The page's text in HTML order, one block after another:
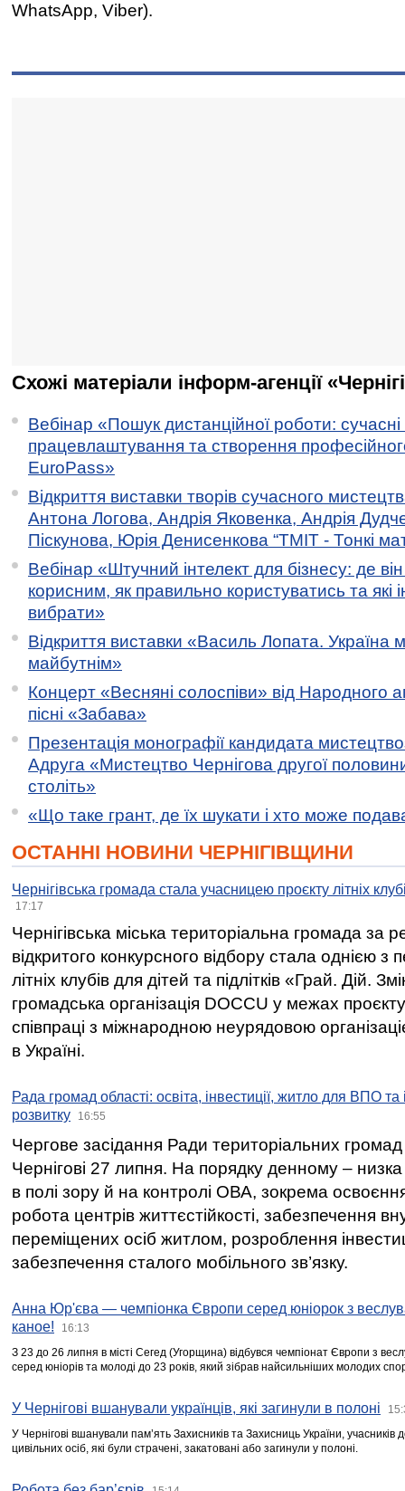
WhatsApp, Viber).
Схожі матеріали інформ-агенції
Вебінар «Пошук дистанційної роботи:
працевлаштування та створення
EuroPass»
Відкриття виставки творів сучасного
Антона Логова, Андрія Яковенка, Андрія
Піскунова, Юрія Денисенкова “ТМІТ - Тонкі
Вебінар «Штучний інтелект для бізнесу: де
корисним, як правильно користуватись та які
вибрати»
Відкриття виставки «Василь Лопата. Україна
майбутнім»
Концерт «Весняні солоспіви» від Народного
пісні «Забава»
Презентація монографії кандидата
Адруга «Мистецтво Чернігова другої
століть»
«Що таке грант, де їх шукати і хто може
ОСТАННІ НОВИНИ ЧЕРНІГІВЩИНИ
Чернігівська громада стала учасницею проєкту літніх
17:17
Чернігівська міська територіальна громада за
відкритого конкурсного відбору стала однією
літніх клубів для дітей та підлітків «Грай. Дій.
громадська організація DOCCU у межах
співпраці з міжнародною неурядовою
в Україні.
Рада громад області: освіта, інвестиції, житло для ВПО
розвитку
16:55
Чергове засідання Ради територіальних громад
Чернігові 27 липня. На порядку денному –
в полі зору й на контролі ОВА, зокрема освоєння
робота центрів життєстійкості, забезпечення
переміщених осіб житлом, розроблення
забезпечення сталого мобільного зв’язку.
Анна Юр'єва — чемпіонка Європи серед юніорок з
каное!
16:13
З 23 до 26 липня в місті Сегед (Угорщина) відбувся чемпіонат Європи з
серед юніорів та молоді до 23 років, який зібрав найсильніших молодих
У Чернігові вшанували українців, які загинули в полоні
У Чернігові вшанували пам’ять Захисників та Захисниць України,
цивільних осіб, які були страчені, закатовані або загинули у полоні.